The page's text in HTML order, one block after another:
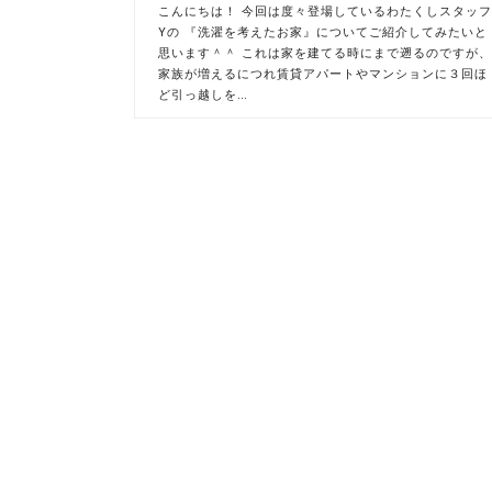
こんにちは！ 今回は度々登場しているわたくしスタッフ
Yの 『洗濯を考えたお家』についてご紹介してみたいと
思います＾＾ これは家を建てる時にまで遡るのですが、
家族が増えるにつれ賃貸アパートやマンションに３回ほ
ど引っ越しを…